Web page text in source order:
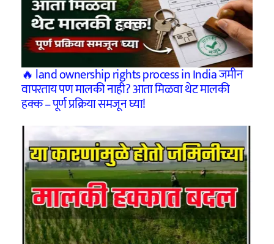
🔥 land ownership rights process in India जमीन
वापरताय पण मालकी नाही? आता मिळवा थेट मालकी
हक्क – पूर्ण प्रक्रिया समजून घ्या!